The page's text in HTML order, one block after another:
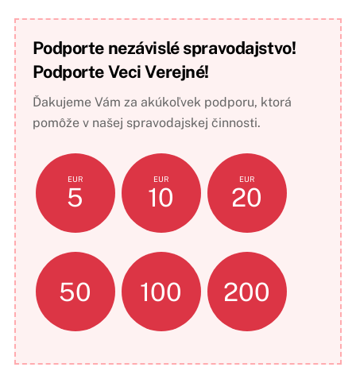
Podporte nezávislé spravodajstvo!
Podporte Veci Verejné!
Ďakujeme Vám za akúkoľvek podporu, ktorá
pomôže v našej spravodajskej činnosti.
EUR
5
EUR
10
EUR
20
50 100 200